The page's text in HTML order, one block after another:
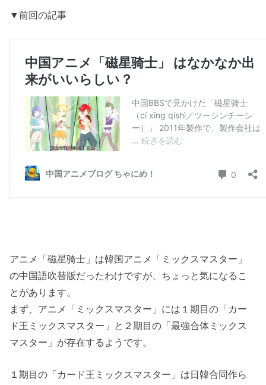
▼前回の記事
アニメ「磁星骑士」は韓国アニメ「ミックスマスター」
の中国語吹替版だったわけですが、ちょっと気になるこ
とがあります。
まず、アニメ「ミックスマスター」には１期目の「カー
ド王ミックスマスター」と２期目の「最強合体ミックス
マスター」が存在するようです。
１期目の「カード王ミックスマスター」は日韓合同作ら